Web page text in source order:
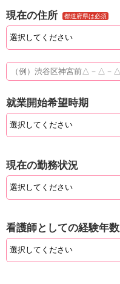
現在の住所 都道府県は必須
就業開始希望時期
現在の勤務状況
看護師としての経験年数